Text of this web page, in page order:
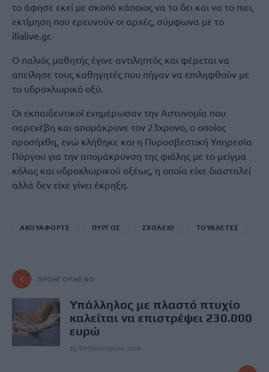
το άφησε εκεί με σκοπό κάποιος να το δει και να το πιει,
εκτίμηση που ερευνούν οι αρχές, σύμφωνα με το
ilialive.gr.
Ο παλιός μαθητής έγινε αντιληπτός και φέρεται να
απείλησε τους καθηγητές που πήγαν να επιληφθούν με
το υδροχλωρικό οξύ.
Οι εκπαιδευτικοί ενημέρωσαν την Αστυνομία που
παρενέβη και απομάκρυνε τον 23χρονο, ο οποίος
προσήχθη, ενώ κλήθηκε και η Πυροσβεστική Υπηρεσία
Πύργου για την απομάκρυνση της φιάλης με το μείγμα
κόλας και υδροχλωρικού οξέως, η οποία είχε διασταλεί
αλλά δεν είχε γίνει έκρηξη.
ΑΚΟΥΑΦΟΡΤΕ ΠΥΡΓΟΣ ΣΧΟΛΕΙΟ ΤΟΥΑΛΕΤΕΣ
ΠΡΟΗΓΟΎΜΕΝΟ
Υπάλληλος με πλαστό πτυχίο
καλείται να επιστρέψει 230.000
ευρώ
25 Φεβρουαρίου, 2026